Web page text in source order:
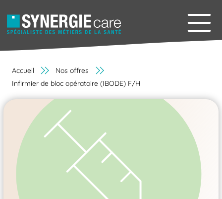
Accueil
Nos offres
Infirmier de bloc opératoire (IBODE) F/H